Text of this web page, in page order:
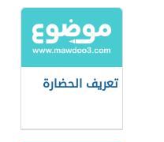
تعريف الحضارة